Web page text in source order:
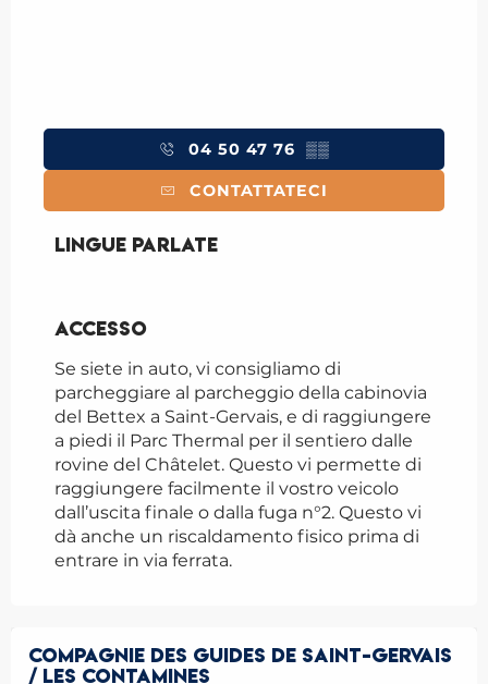
04 50 47 76 ▒▒
CONTATTATECI
Lingue parlate
Lingue parlate
Accesso
Accesso
Se siete in auto, vi consigliamo di
parcheggiare al parcheggio della cabinovia
del Bettex a Saint-Gervais, e di raggiungere
a piedi il Parc Thermal per il sentiero dalle
rovine del Châtelet. Questo vi permette di
raggiungere facilmente il vostro veicolo
dall’uscita finale o dalla fuga n°2. Questo vi
dà anche un riscaldamento fisico prima di
entrare in via ferrata.
COMPAGNIE DES GUIDES DE SAINT-GERVAIS
/ LES CONTAMINES